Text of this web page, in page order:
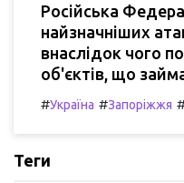
Російська
найзначніших
внаслідок чого
об'єктів, що
#Україна #Запоріжжя
Теги